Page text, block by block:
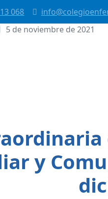
068
5 de noviembre de 2021
y